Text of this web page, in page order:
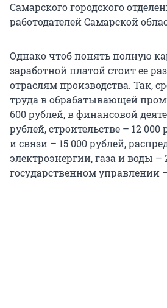
Самарского городского
работодателей Самарской
Однако чтоб понять полную
заработной платой стоит ее
отраслям производства. Так,
труда в обрабатывающей
600 рублей, в финансовой
рублей, строительстве – 12 000
и связи – 15 000 рублей,
электроэнергии, газа и воды –
государственном управлении